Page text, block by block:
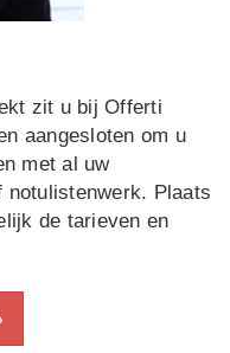
zit u bij Offerti
aangesloten om u
met al uw
notulistenwerk. Plaats
de tarieven en